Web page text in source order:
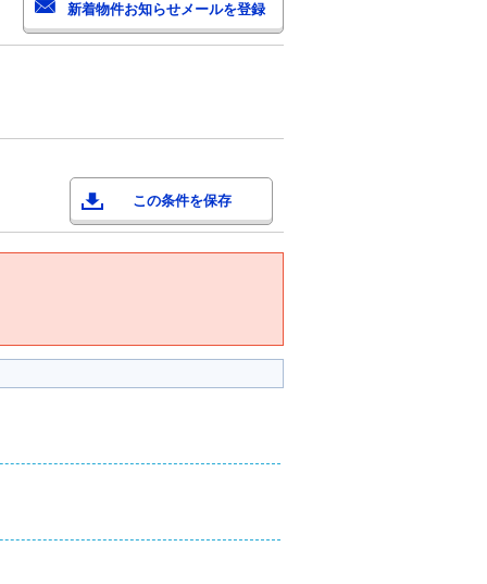
この条件を保存